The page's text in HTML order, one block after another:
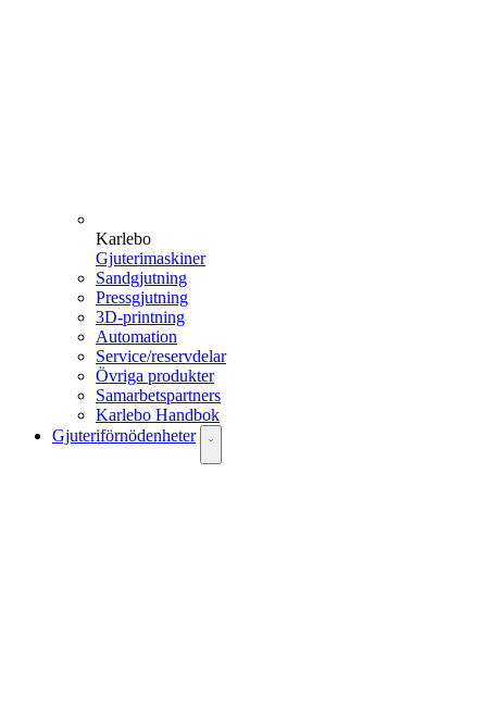
Karlebo
Gjuterimaskiner
Sandgjutning
Pressgjutning
3D-printning
Automation
Service/reservdelar
Övriga produkter
Samarbetspartners
Karlebo Handbok
Gjuteriförnödenheter